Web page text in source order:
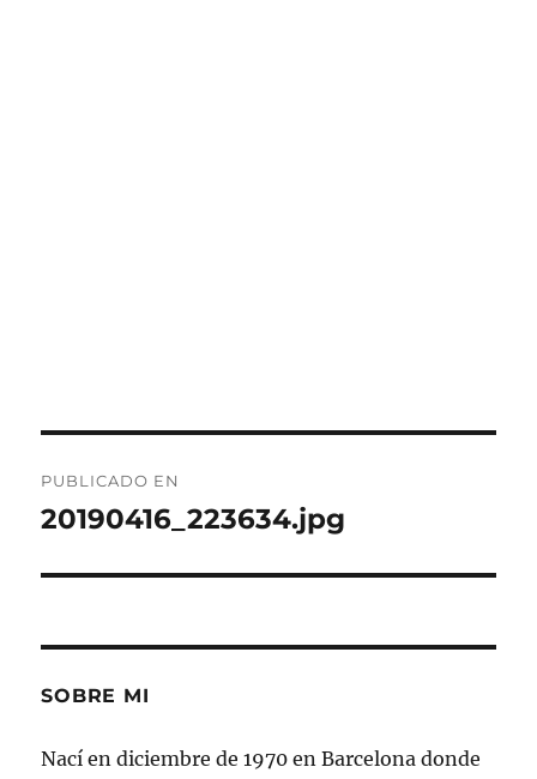
de
PUBLICADO EN
20190416_223634.jpg
SOBRE MI
Nací en diciembre de 1970 en Barcelona donde